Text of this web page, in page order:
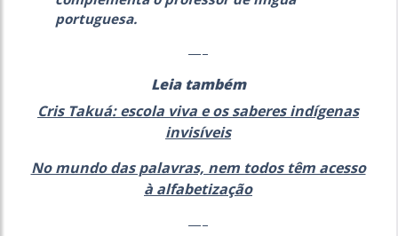
portuguesa.
—–
Leia também
Cris Takuá: escola viva e os saberes indígenas
invisíveis
No mundo das palavras, nem todos têm acesso
à alfabetização
—–